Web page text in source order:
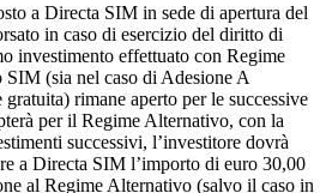
a Directa SIM in sede di apertura del
in caso di esercizio del diritto di
investimento effettuato con Regime
(sia nel caso di Adesione A
rimane aperto per le successive
per il Regime Alternativo, con la
successivi, l’investitore dovrà
a Directa SIM l’importo di euro 30,00
al Regime Alternativo (salvo il caso in